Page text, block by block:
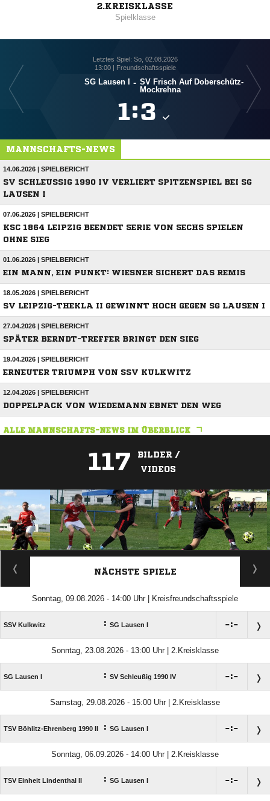
2.KREISKLASSE
Spielklasse
Letztes Spiel: So, 02.08.2026
13:00 | Freundschaftsspiele
SG Lausen I - SV Frisch Auf Doberschütz-
Mockrehna
:
MANNSCHAFTS-NEWS
14.06.2026 | SPIELBERICHT
SV SCHLEUSSIG 1990 IV VERLIERT SPITZENSPIEL BEI SG L
AUSEN I
07.06.2026 | SPIELBERICHT
KSC 1864 LEIPZIG BEENDET SERIE VON SECHS SPIELEN
OHNE SIEG
01.06.2026 | SPIELBERICHT
EIN MANN, EIN PUNKT: WIESNER SICHERT DAS REMIS
18.05.2026 | SPIELBERICHT
SV LEIPZIG-THEKLA II GEWINNT HOCH GEGEN SG LAUSEN I
27.04.2026 | SPIELBERICHT
SPÄTER BERNDT-TREFFER BRINGT DEN SIEG
19.04.2026 | SPIELBERICHT
ERNEUTER TRIUMPH VON SSV KULKWITZ
12.04.2026 | SPIELBERICHT
DOPPELPACK VON WIEDEMANN EBNET DEN WEG
ALLE MANNSCHAFTS-NEWS IM ÜBERBLICK
117
BILDER /
VIDEOS
ANZEIGE
NÄCHSTE SPIELE
Sonntag, 09.08.2026 - 14:00 Uhr | Kreisfreundschaftsspiele
SSV Kulkwitz : SG Lausen I :
Sonntag, 23.08.2026 - 13:00 Uhr | 2.Kreisklasse
SG Lausen I : SV Schleußig 1990 IV :
Samstag, 29.08.2026 - 15:00 Uhr | 2.Kreisklasse
TSV Böhlitz-Ehrenberg 1990 II : SG Lausen I :
Sonntag, 06.09.2026 - 14:00 Uhr | 2.Kreisklasse
TSV Einheit Lindenthal II : SG Lausen I :